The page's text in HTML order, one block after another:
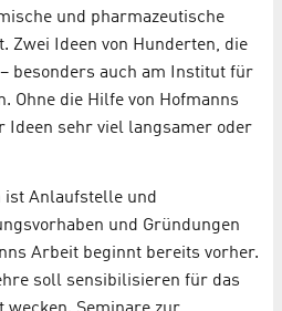
und pharmazeutische
Zwei Ideen von Hunderten, die
besonders auch am Institut für
Ohne die Hilfe von Hofmanns
Ideen sehr viel langsamer oder
ist Anlaufstelle und
und Gründungen
Arbeit beginnt bereits vorher.
soll sensibilisieren für das